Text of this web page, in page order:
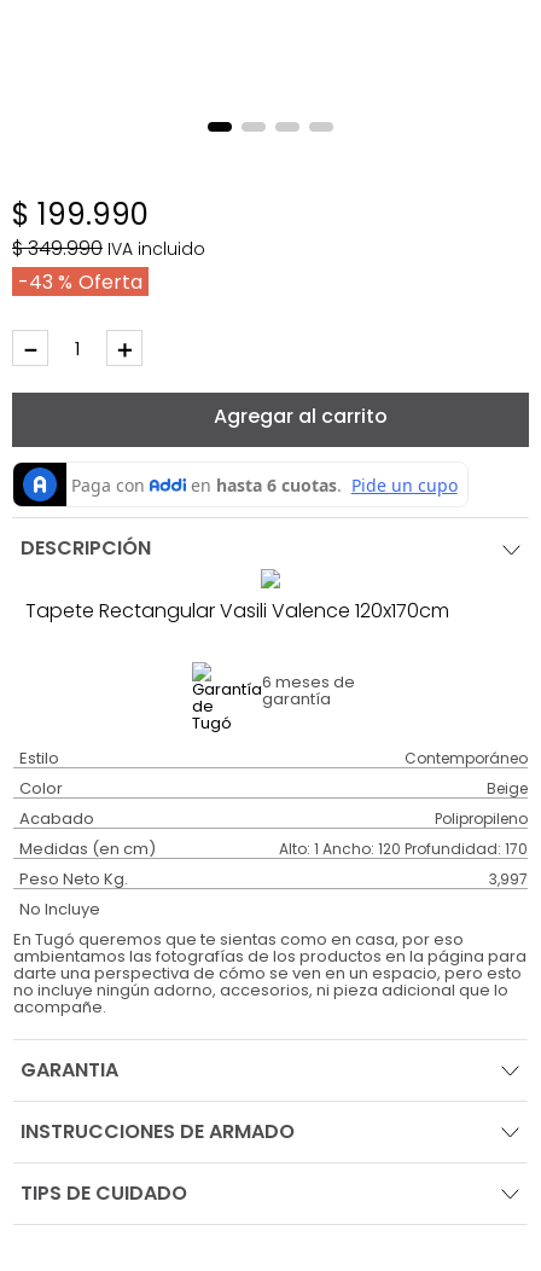
$ 199.990
$349.990 IVA incluido
43 %
＋
－
Agregar al carrito
DESCRIPCIÓN
Tapete Rectangular Vasili Valence 120x170cm
6 meses de
garantía
Estilo Contemporáneo
Color Beige
Acabado Polipropileno
Medidas (en cm) Alto: 1 Ancho: 120 Profundidad: 170
Peso Neto Kg. 3,997
No Incluye
En Tugó queremos que te sientas como en casa, por eso
ambientamos las fotografías de los productos en la página para
darte una perspectiva de cómo se ven en un espacio, pero esto
no incluye ningún adorno, accesorios, ni pieza adicional que lo
acompañe.
GARANTIA
INSTRUCCIONES DE ARMADO
TIPS DE CUIDADO